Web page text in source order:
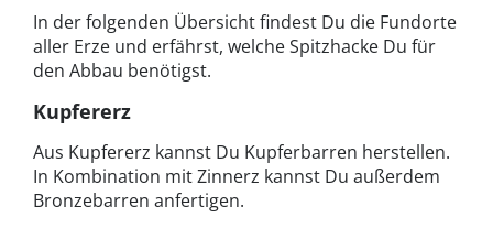
In der folgenden Übersicht findest Du die Fundorte
aller Erze und erfährst, welche Spitzhacke Du für
den Abbau benötigst.
Kupfererz
Aus Kupfererz kannst Du Kupferbarren herstellen.
In Kombination mit Zinnerz kannst Du außerdem
Bronzebarren anfertigen.